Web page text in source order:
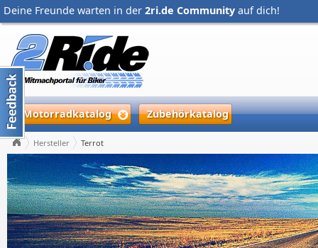
Deine Freunde warten in der 2ri.de Community auf dich!
Motorradkatalog Zubehörkatalog
Hersteller Terrot